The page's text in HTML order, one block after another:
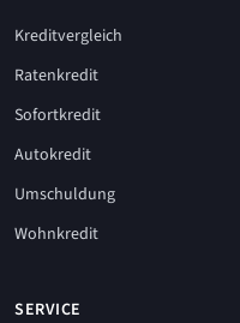
Kreditvergleich
Ratenkredit
Sofortkredit
Autokredit
Umschuldung
Wohnkredit
SERVICE